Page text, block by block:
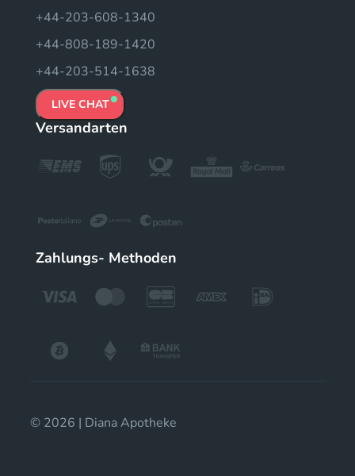
+44-203-608-1340
+44-808-189-1420
+44-203-514-1638
LIVE CHAT
Versandarten
Zahlungs- Methoden
© 2026 | Diana Apotheke